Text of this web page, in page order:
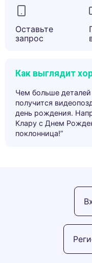
Оставьте
запрос
Как выглядит
Чем больше
получится
день рождения.
Клару с Днем
поклонница!”